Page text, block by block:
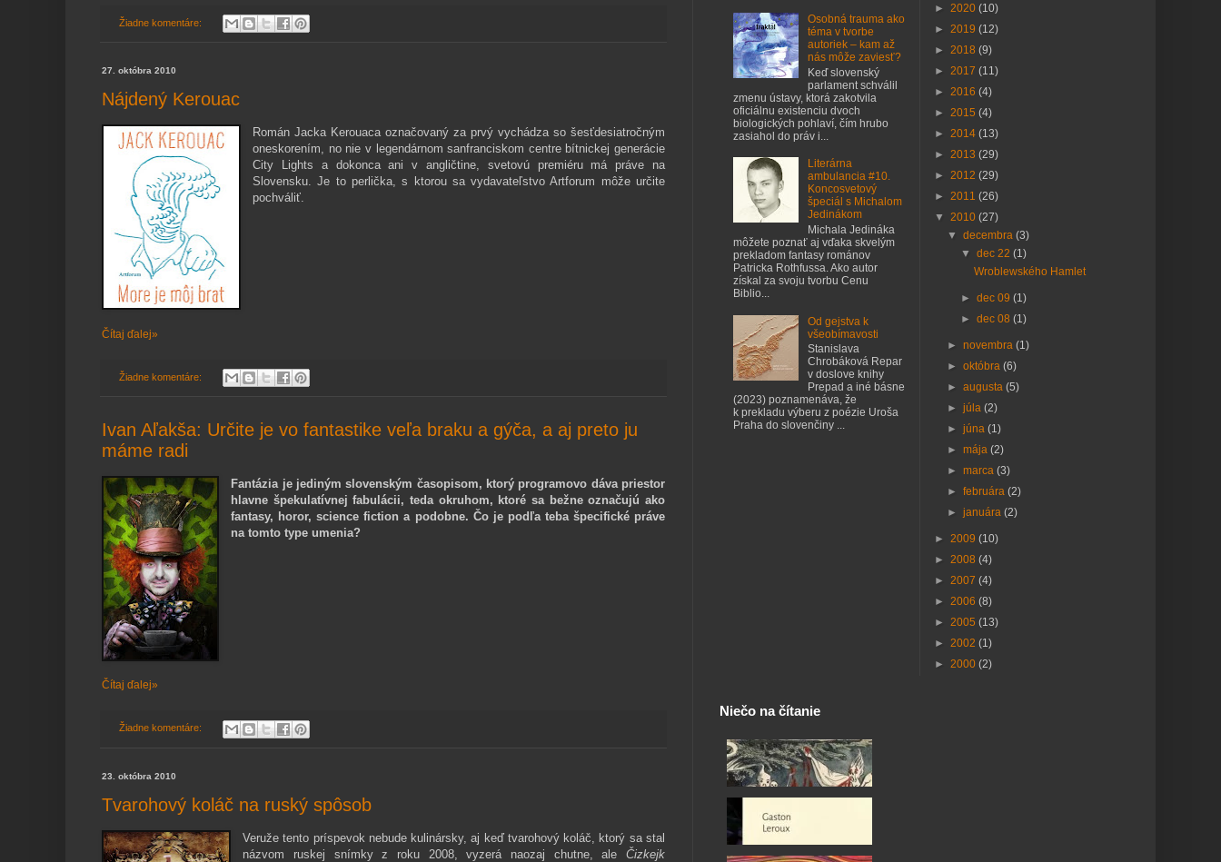
Žiadne komentáre:
27. októbra 2010
Nájdený Kerouac
Román Jacka Kerouaca označovaný za prvý vychádza so šesťdesiatročným
oneskorením, no nie v legendárnom sanfranciskom centre bítnickej generácie
City Lights a dokonca ani v angličtine, svetovú premiéru má práve na
Slovensku. Je to perlička, s ktorou sa vydavateľstvo Artforum môže určite
pochváliť.
Čítaj ďalej»
Žiadne komentáre:
Ivan Aľakša: Určite je vo fantastike veľa braku a gýča, a aj preto ju
máme radi
Fantázia je jediným slovenským časopisom, ktorý programovo dáva priestor
hlavne špekulatívnej fabulácii, teda okruhom, ktoré sa bežne označujú ako
fantasy, horor, science fiction a podobne. Čo je podľa teba špecifické práve
na tomto type umenia?
Čítaj ďalej»
Žiadne komentáre:
23. októbra 2010
Tvarohový koláč na ruský spôsob
Veruže tento príspevok nebude kulinársky, aj keď tvarohový koláč, ktorý sa stal
názvom ruskej snímky z roku 2008, vyzerá naozaj chutne, ale Čizkejk
Osobná trauma ako
téma v tvorbe
autoriek – kam až
nás môže zaviesť?
Keď slovenský
parlament schválil
zmenu ústavy, ktorá zakotvila
oficiálnu existenciu dvoch
biologických pohlaví, čím hrubo
zasiahol do práv i...
Literárna
ambulancia #10.
Koncosvetový
špeciál s Michalom
Jedinákom
Michala Jedináka
môžete poznať aj vďaka skvelým
prekladom fantasy románov
Patricka Rothfussa. Ako autor
získal za svoju tvorbu Cenu
Biblio...
Od gejstva k
všeobímavosti
Stanislava
Chrobáková Repar
v doslove knihy
Prepad a iné básne
(2023) poznamenáva, že
k prekladu výberu z poézie Uroša
Praha do slovenčiny ...
► 2020 (10)
► 2019 (12)
► 2018 (9)
► 2017 (11)
► 2016 (4)
► 2015 (4)
► 2014 (13)
► 2013 (29)
► 2012 (29)
► 2011 (26)
▼ 2010 (27)
▼decembra(3)
▼ dec 22 (1)
Wroblewského Hamlet
► dec 09 (1)
► dec 08 (1)
►novembra(1)
►októbra(6)
►augusta(5)
►júla(2)
►júna(1)
►mája(2)
►marca(3)
►februára(2)
►januára(2)
► 2009 (10)
► 2008 (4)
► 2007 (4)
► 2006 (8)
► 2005 (13)
► 2002 (1)
► 2000 (2)
Niečo na čítanie